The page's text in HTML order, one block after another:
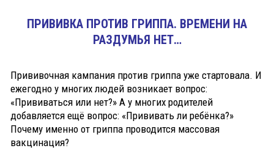
ПРИВИВКА ПРОТИВ ГРИППА. ВРЕМЕНИ НА
РАЗДУМЬЯ НЕТ…
Прививочная кампания против гриппа уже стартовала. И
ежегодно у многих людей возникает вопрос:
«Прививаться или нет?» А у многих родителей
добавляется ещё вопрос: «Прививать ли ребёнка?»
Почему именно от гриппа проводится массовая
вакцинация?